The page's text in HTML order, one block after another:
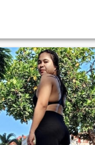
and detective
I love